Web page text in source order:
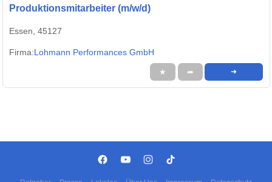
Produktionsmitarbeiter (m/w/d)
Essen, 45127
Firma:Lohmann Performances GmbH
★ ➦ ➜